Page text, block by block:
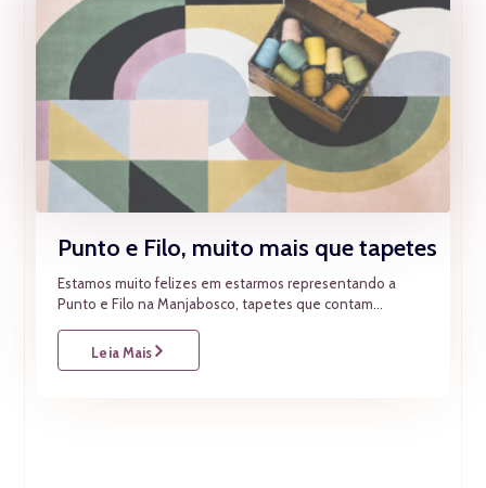
Punto e Filo, muito mais que tapetes
Estamos muito felizes em estarmos representando a
Punto e Filo na Manjabosco, tapetes que contam...
Leia Mais